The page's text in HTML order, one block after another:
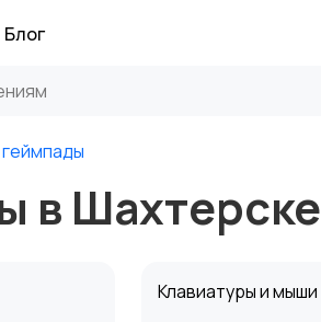
Блог
в Шахтерске
Клавиатуры и мыши